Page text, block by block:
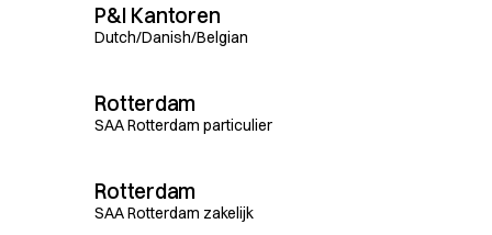
P&I Kantoren
Dutch/Danish/Belgian
Rotterdam
SAA Rotterdam particulier
Rotterdam
SAA Rotterdam zakelijk